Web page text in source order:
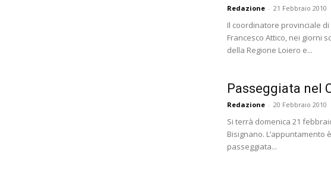
Redazione - 21 Febbraio 2010
Il coordinatore provinciale
Francesco Attico, nei giorni
della Regione Loiero e...
Passeggiata nel
Redazione - 20 Febbraio 2010
Si terrà domenica 21
Bisignano. L’appuntamento
passeggiata...